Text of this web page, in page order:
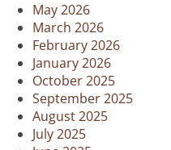
May 2026
March 2026
February 2026
January 2026
October 2025
September 2025
August 2025
July 2025